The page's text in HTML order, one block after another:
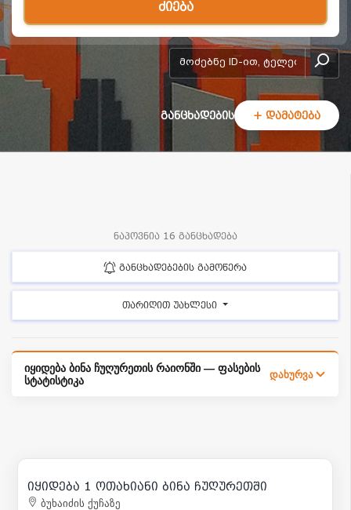
ძიება
add-form
განცხადების + დამატება
ნაპოვნია 16 განცხადება
განცხადებების გამოწერა
თარიღით უახლესი
იყიდება ბინა ჩუღურეთის რაიონში — ფასების
სტატისტიკა
დახურვა
17
73 000 | m² 2 433
იყიდება 1 ოთახიანი ბინა ჩუღურეთში
ბუხაიძის ქუჩაზე